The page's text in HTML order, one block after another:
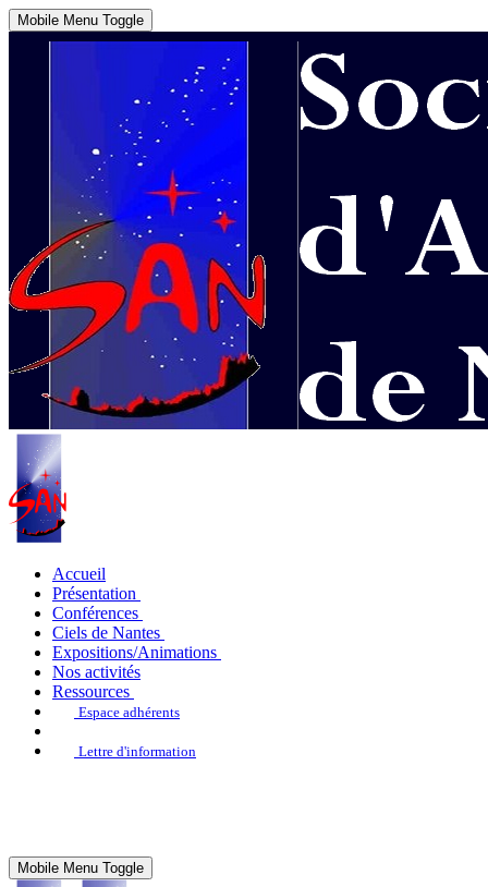
Mobile Menu Toggle
Accueil
Présentation
Conférences
Ciels de Nantes
Expositions/Animations
Nos activités
Ressources
Espace adhérents
Lettre d'information
Mobile Menu Toggle